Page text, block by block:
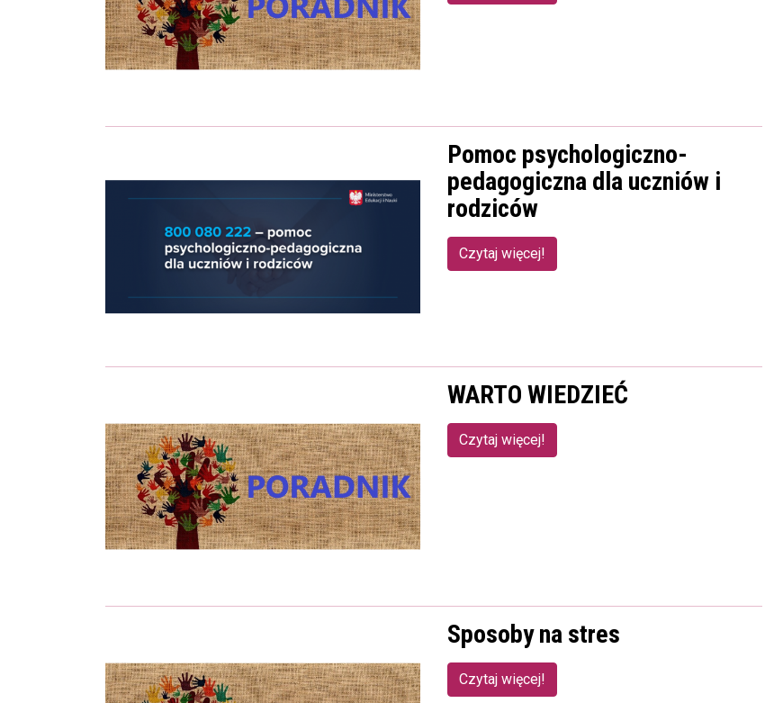
Pomoc psychologiczno-
pedagogiczna dla uczniów i
rodziców
Czytaj więcej!
WARTO WIEDZIEĆ
Czytaj więcej!
Sposoby na stres
Czytaj więcej!